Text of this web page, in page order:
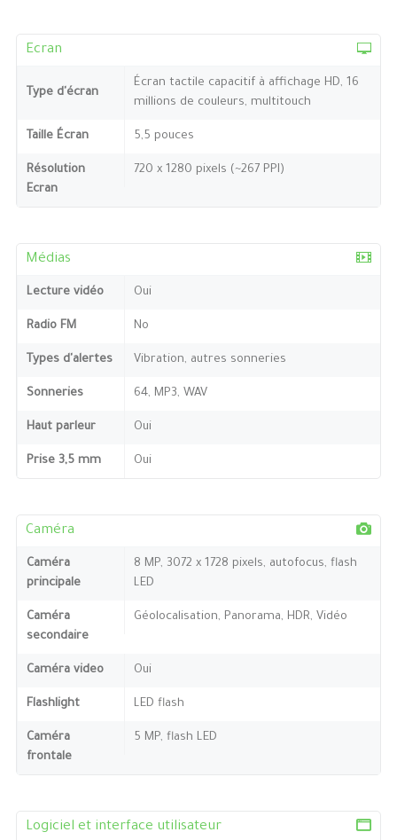
Ecran
Type d'écran
Écran tactile capacitif à affichage HD, 16
millions de couleurs, multitouch
Taille Écran 5,5 pouces
Résolution
Ecran
720 x 1280 pixels (~267 PPI)
Médias
Lecture vidéo Oui
Radio FM No
Types d'alertes Vibration, autres sonneries
Sonneries 64, MP3, WAV
Haut parleur Oui
Prise 3,5 mm Oui
Caméra
Caméra
principale
8 MP, 3072 x 1728 pixels, autofocus, flash
LED
Caméra
secondaire
Géolocalisation, Panorama, HDR, Vidéo
Caméra video Oui
Flashlight LED flash
Caméra
frontale
5 MP, flash LED
Logiciel et interface utilisateur